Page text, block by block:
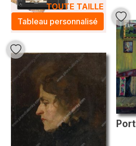
TOUTE TAILLE
Tableau personnalisé